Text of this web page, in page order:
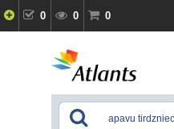
0 0 0